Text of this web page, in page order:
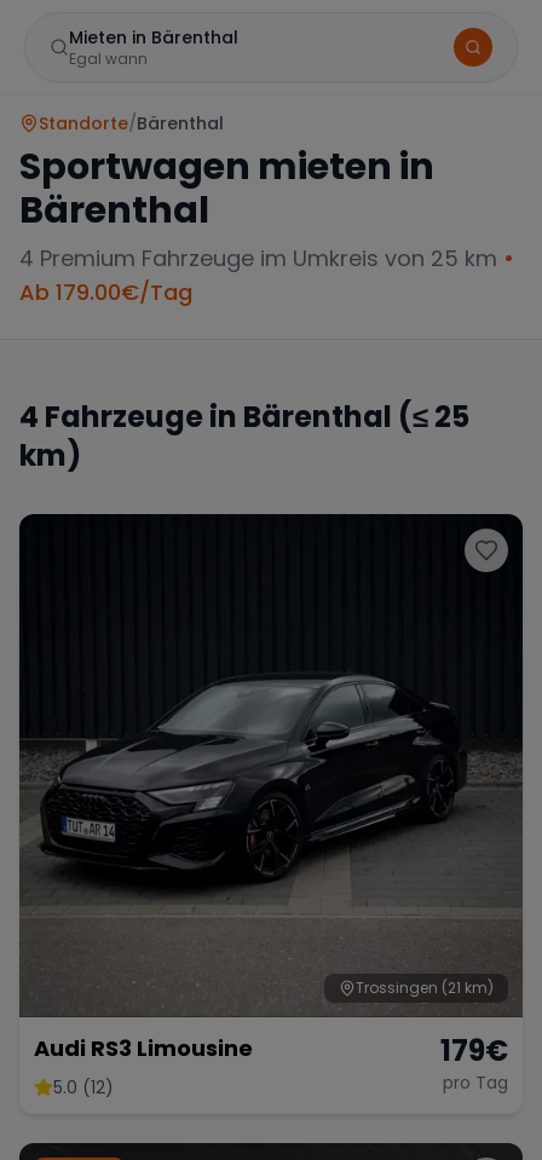
Mieten in Bärenthal
Egal wann
Ford
Tesla Chevrolet Dodge
Aston Martin
Bugatti Maserati
Standorte/Bärenthal
Sportwagen mieten in
Bärenthal
4 Premium Fahrzeuge im Umkreis von 25 km •
Ab 179.00€/Tag
4 Fahrzeuge in Bärenthal (≤ 25
km)
Trossingen (21 km)
Audi RS3 Limousine
5.0 (12)
179€
pro Tag